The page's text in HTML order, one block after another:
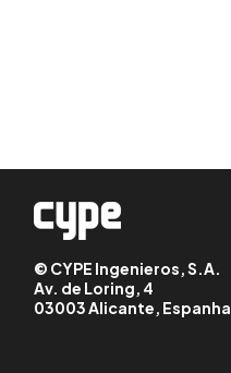
© CYPE Ingenieros, S.A.
Av. de Loring, 4
03003 Alicante, Espanha